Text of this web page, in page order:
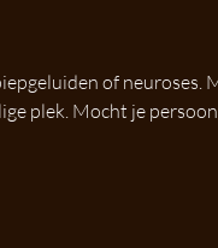
of
plek. Mocht je